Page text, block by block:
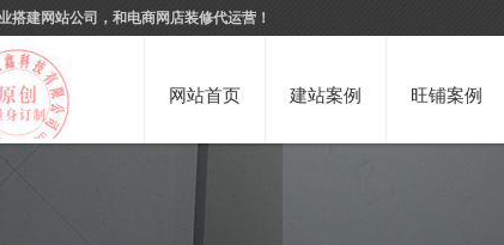
建网站公司，和电商网店装修代运营！
网站首页 建站案例 旺铺案例